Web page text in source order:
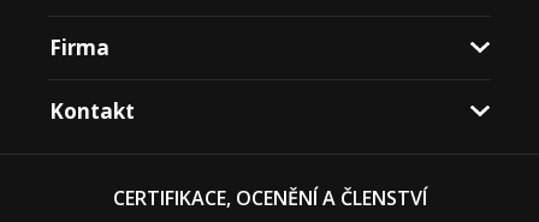
Firma
Kontakt
CERTIFIKACE, OCENĚNÍ A ČLENSTVÍ